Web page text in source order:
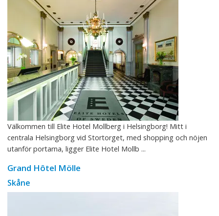
Välkommen till Elite Hotel Mollberg i Helsingborg! Mitt i
centrala Helsingborg vid Stortorget, med shopping och nöjen
utanför portarna, ligger Elite Hotel Mollb ...
Grand Hôtel Mölle
Skåne